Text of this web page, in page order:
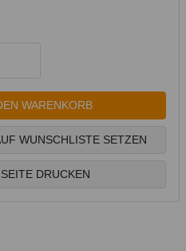
WARENKORB
WUNSCHLISTE SETZEN
SEITE DRUCKEN